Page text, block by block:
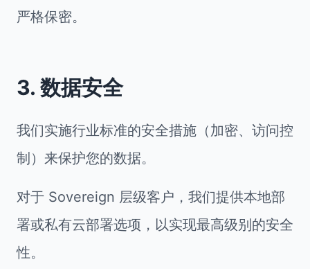
严格保密。
3. 数据安全
我们实施行业标准的安全措施（加密、访问控
制）来保护您的数据。
对于 Sovereign 层级客户，我们提供本地部
署或私有云部署选项，以实现最高级别的安全
性。